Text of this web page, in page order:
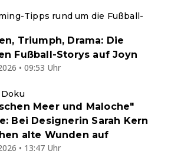
Tipps rund um die Fußball-
Triumph, Drama: Die
Fußball-Storys auf Joyn
• 09:53 Uhr
Meer und Maloche"
Bei Designerin Sarah Kern
alte Wunden auf
• 13:47 Uhr